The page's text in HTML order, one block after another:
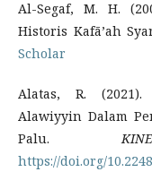
Al-Segaf, M. H.
Historis Kafā’ah
Scholar
Alatas, R.
Alawiyyin Dalam
Palu.
https://doi.org/